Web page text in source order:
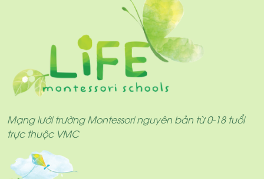
Mạng lưới trường Montessori nguyên bản từ 0-18 tuổi
trực thuộc VMC